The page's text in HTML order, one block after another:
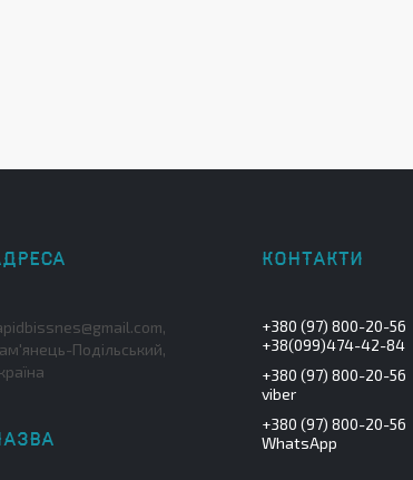
Подільський,
+380 (97) 800-20-56
+38(099)474-42-84
+380 (97) 800-20-56
viber
+380 (97) 800-20-56
WhatsApp